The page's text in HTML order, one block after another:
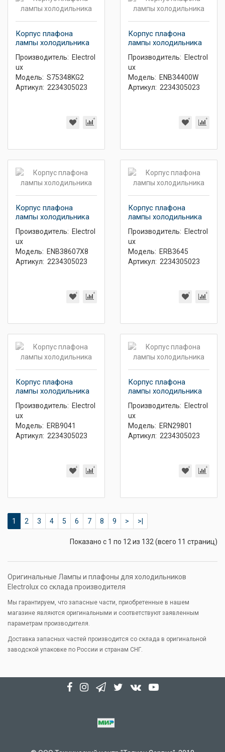
Корпус плафона
лампы холодильника
Производитель: Electrol
ux
Модель: S75348KG2
Артикул: 2234305023
Корпус плафона
лампы холодильника
Производитель: Electrol
ux
Модель: ENB34400W
Артикул: 2234305023
Корпус плафона
лампы холодильника
Производитель: Electrol
ux
Модель: ENB38607X8
Артикул: 2234305023
Корпус плафона
лампы холодильника
Производитель: Electrol
ux
Модель: ERB3645
Артикул: 2234305023
Корпус плафона
лампы холодильника
Производитель: Electrol
ux
Модель: ERB9041
Артикул: 2234305023
Корпус плафона
лампы холодильника
Производитель: Electrol
ux
Модель: ERN29801
Артикул: 2234305023
1 2 3 4 5 6 7 8 9 > >|
Показано с 1 по 12 из 132 (всего 11 страниц)
Оригинальные Лампы и плафоны для холодильников
Electrolux со склада производителя
Мы гарантируем, что запасные части, приобретенные в нашем
магазине являются оригинальными и соответствуют заявленным
параметрам производителя.
Доставка запасных частей производится со склада в оригинальной
заводской упаковке по России и странам СНГ.